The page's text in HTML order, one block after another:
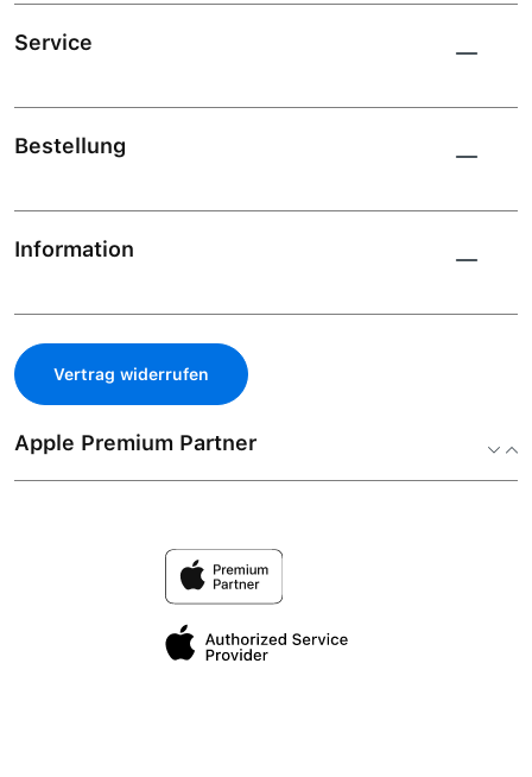
Service
Bestellung
Information
Vertrag widerrufen
Apple Premium Partner